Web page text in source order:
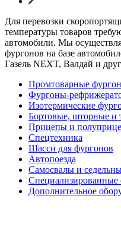
Для перевозки
температуры товаров
автомобили. Мы
фургонов на базе
Газель NEXT, Валдай и
Промтоварные
Фургоны-
Изотермические
Бортовые, шторные и
Прицепы и
Спецтехника
Шасси для фургонов
Автопоезда
Самосвалы и
Дополнительное